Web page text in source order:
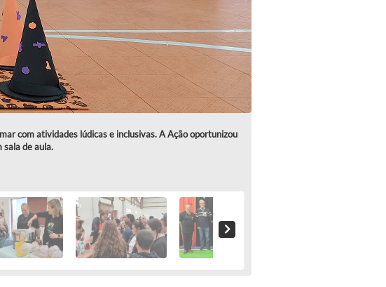
com atividades lúdicas e inclusivas. A Ação oportunizou
sala de aula.